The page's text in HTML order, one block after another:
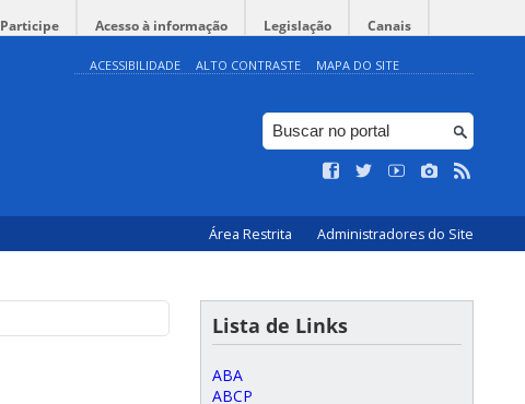
Participe Acesso à informação Legislação Canais
ACESSIBILIDADE ALTO CONTRASTE MAPA DO SITE
Área Restrita Administradores do Site
Lista de Links
ABA
ABCP